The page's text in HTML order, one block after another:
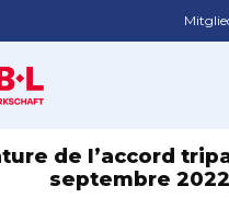
de l’accord
septembre 2022